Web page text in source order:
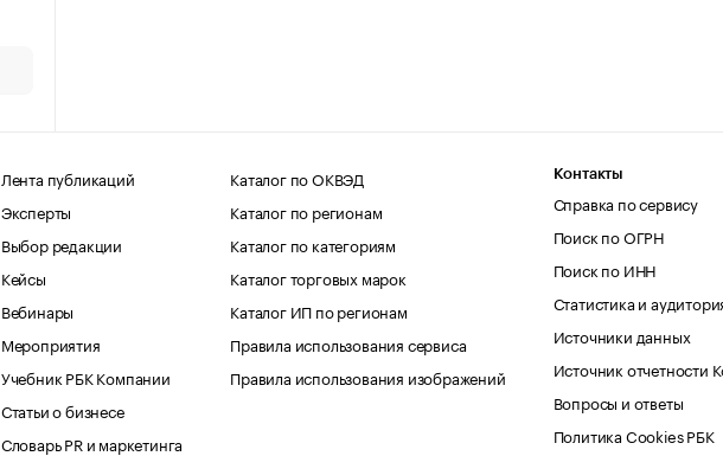
Лента публикаций
Эксперты
Выбор редакции
Кейсы
Вебинары
Мероприятия
Учебник РБК Компании
Статьи о бизнесе
Словарь PR и маркетинга
Каталог по ОКВЭД
Каталог по регионам
Каталог по категориям
Каталог торговых марок
Каталог ИП по регионам
Правила использования сервиса
Правила использования изображений
Контакты
Справка по сервису
Поиск по ОГРН
Поиск по ИНН
Статистика и
Источники данных
Источник отчетности
Вопросы и ответы
Политика Cookies РБК